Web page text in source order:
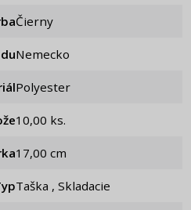
Čierny
Nemecko
Polyester
10,00 ks.
17,00 cm
Taška , Skladacie